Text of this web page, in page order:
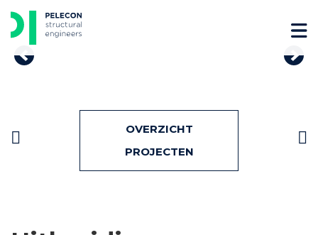
Skip
to
content
Previous
Bericht
navigatie
OVERZICHT
PROJECTEN